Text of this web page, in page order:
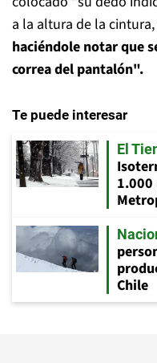
a la altura de la cintura,
haciéndole notar que
correa del pantalón".
Te puede interesar
El
1.000
Chile